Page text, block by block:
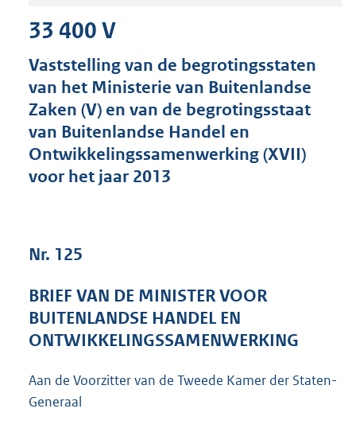
s
g
r
o
t
33 400 V
Vaststelling van de begrotingsstaten
van het Ministerie van Buitenlandse
Zaken (V) en van de begrotingsstaat
van Buitenlandse Handel en
Ontwikkelingssamenwerking (XVII)
voor het jaar 2013
Nr. 125
BRIEF VAN DE MINISTER VOOR
BUITENLANDSE HANDEL EN
ONTWIKKELINGSSAMENWERKING
Aan de Voorzitter van de Tweede Kamer der Staten-
Generaal